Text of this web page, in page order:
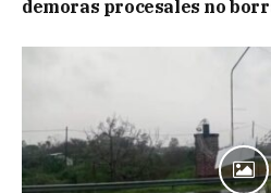
demoras procesales no